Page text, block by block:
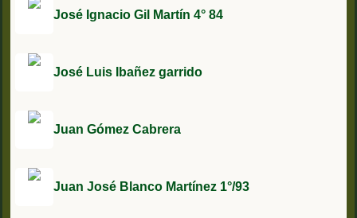
José Ignacio Gil Martín 4° 84
José Luis Ibañez garrido
Juan Gómez Cabrera
Juan José Blanco Martínez 1°/93